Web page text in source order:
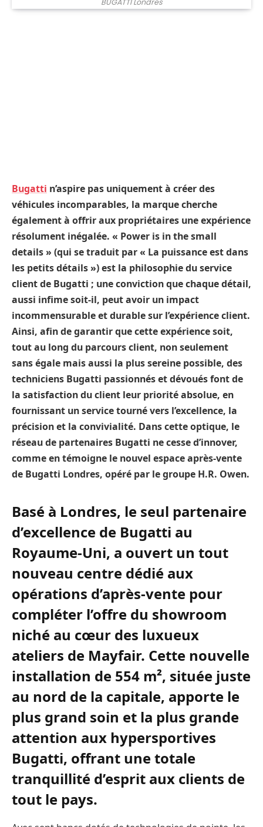
Bugatti n’aspire pas uniquement à créer des
véhicules incomparables, la marque cherche
également à offrir aux propriétaires une expérience
résolument inégalée. « Power is in the small
details » (qui se traduit par « La puissance est dans
les petits détails ») est la philosophie du service
client de Bugatti ; une conviction que chaque détail,
aussi infime soit-il, peut avoir un impact
incommensurable et durable sur l’expérience client.
Ainsi, afin de garantir que cette expérience soit,
tout au long du parcours client, non seulement
sans égale mais aussi la plus sereine possible, des
techniciens Bugatti passionnés et dévoués font de
la satisfaction du client leur priorité absolue, en
fournissant un service tourné vers l’excellence, la
précision et la convivialité. Dans cette optique, le
réseau de partenaires Bugatti ne cesse d’innover,
comme en témoigne le nouvel espace après-vente
de Bugatti Londres, opéré par le groupe H.R. Owen.
Basé à Londres, le seul partenaire
d’excellence de Bugatti au
Royaume-Uni, a ouvert un tout
nouveau centre dédié aux
opérations d’après-vente pour
compléter l’offre du showroom
niché au cœur des luxueux
ateliers de Mayfair. Cette nouvelle
installation de 554 m², située juste
au nord de la capitale, apporte le
plus grand soin et la plus grande
attention aux hypersportives
Bugatti, offrant une totale
tranquillité d’esprit aux clients de
tout le pays.